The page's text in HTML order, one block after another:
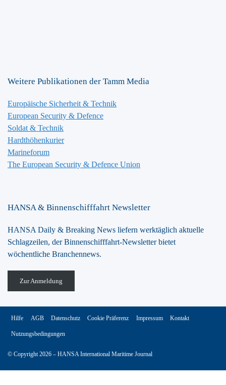
Weitere Publikationen der Tamm Media
Europäische Sicherheit & Technik
European Security & Defence
Soldat & Technik
Hardthöhenkurier
Marineforum
The European Security & Defence Union
HANSA & Binnenschifffahrt Newsletter
HANSA Daily & Breaking News liefern werktäglich aktuelle
Schlagzeilen, der Binnenschifffahrt-Newsletter bietet
wöchentliche Branchennews.
Zur Anmeldung
© Copyright 2026 – HANSA International Maritime Journal
Hilfe AGB Datenschutz Cookie Präferenz Impressum Kontakt
Nutzungsbedingungen